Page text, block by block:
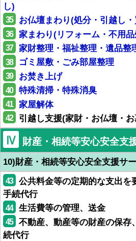
し)
35 お仏壇まわり(処分・引越し
36 家まわり(リフォーム・不用
37 家財整理・福祉整理・遺品整
38 ゴミ屋敷・ごみ部屋整理
39 お焚き上げ
40 特殊清掃・特殊消臭
41 家屋解体
42 引越し支援(家財・お仏壇・お
Ⅳ 財産・相続等安心安全支
10)財産・相続等安心安全支援サ
43
公共料金等の定期的な支出を
手続代行
44 生活費等の管理、送金
45
不動産、動産等の財産の保存
続代行